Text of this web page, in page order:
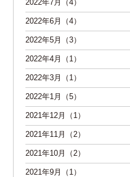
2022年7月（4）
2022年6月（4）
2022年5月（3）
2022年4月（1）
2022年3月（1）
2022年1月（5）
2021年12月（1）
2021年11月（2）
2021年10月（2）
2021年9月（1）